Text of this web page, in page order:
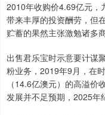
2010年收购价4.69亿元，
带来丰厚的投资酬劳，但
贮蓄的果然主张激勉诸多商
出售君乐宝时示意要计谋
粉业务，2019年9月，在
（14.6亿澳元）的高溢
发展并不足预期，2025年